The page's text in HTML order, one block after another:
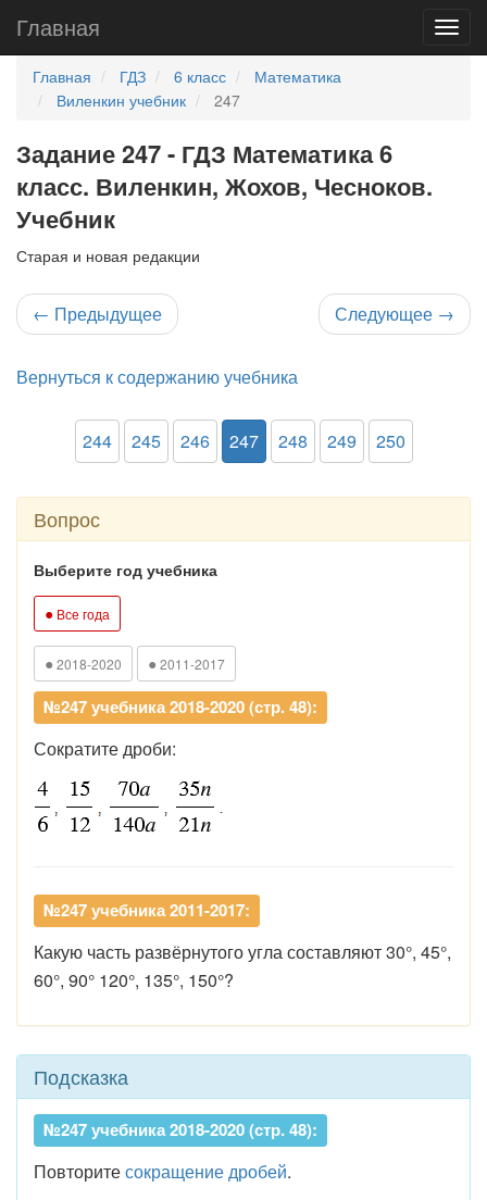
Главная
Главная ГДЗ 6 класс
Математика
Виленкин учебник
247
Задание 247 - ГДЗ Математика 6
класс. Виленкин, Жохов, Чесноков.
Учебник
Старая и новая редакции
← Предыдущее Следующее →
Вернуться к содержанию учебника
244 245 246 247 248 249 250
Вопрос
Выберите год учебника
● Все года
● 2018-2020 ● 2011-2017
№247 учебника 2018-2020 (стр. 48):
Сократите дроби:
№247 учебника 2011-2017:
Какую часть развёрнутого угла составляют 30°, 45°,
60°, 90° 120°, 135°, 150°?
Подсказка
№247 учебника 2018-2020 (стр. 48):
Повторитесокращение дробей.